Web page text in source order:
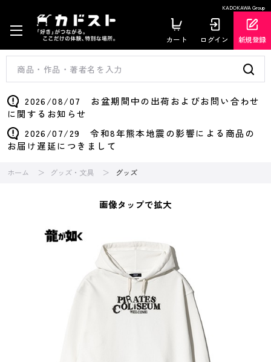
KADOKAWA Group
カート ログイン 新規登録
2026/08/07 お盆期間中の出荷およびお問い合わせ
に関するお知らせ
2026/07/29 令和8年熊本地震の影響による商品の
お届け遅延につきまして
ホーム グッズ・文具 グッズ
画像タップで拡大